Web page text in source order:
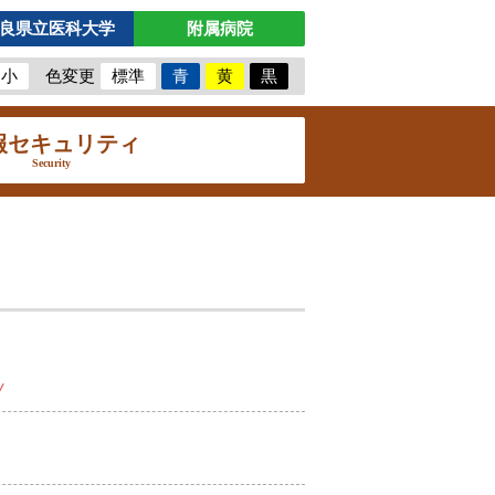
県立医科大学 附属病院
小 色変更 標準 青 黄 黒
セキュリティ
Security